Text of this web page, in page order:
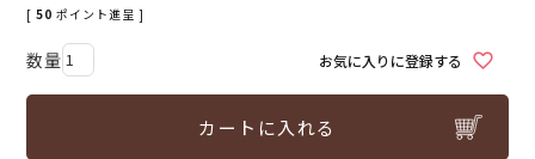
[ 50 ポイント進呈 ]
お気に入りに登録する
カートに入れる